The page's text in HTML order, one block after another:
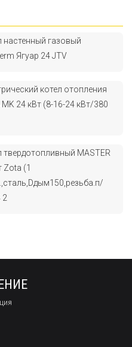
настенный газовый
Ягуар 24 JTV
котел отопления
MK 24 кВт (8-16-24 кВт/380
твердотопливный MASTER
Zota (1
2